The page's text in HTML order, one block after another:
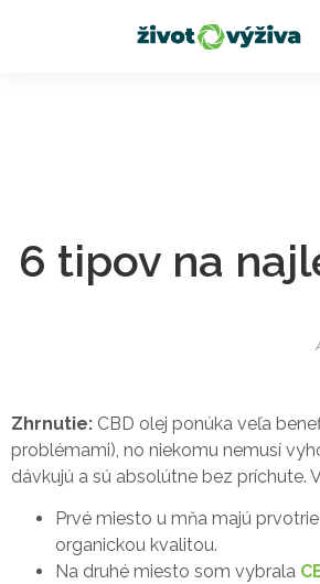
6 tipov na
Zhrnutie: CBD olej ponúka veľa
problémami), no niekomu nemusí
dávkujú a sú absolútne bez príchute.
Prvé miesto u mňa majú
organickou kvalitou.
Na druhé miesto som vybrala